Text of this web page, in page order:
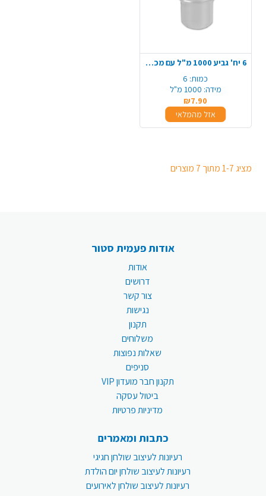
6 יח' גביע 1000 מ"ל עם מכסה - שקוף
כמות: 6
מידה: 1000 מ"ל
₪7.90
אזל מהמלאי
מציג 1-7 מתוך 7 מוצרים
אודות פעמית סטור
אודות
דרושים
צור קשר
נגישות
תקנון
משלוחים
שאלות נפוצות
סניפים
תקנון חבר מועדון VIP
ביטול עסקה
מדיניות פרטיות
כתבות ומאמרים
רעיונות לעיצוב שולחן חגיגי
רעיונות לעיצוב שולחן יום הולדת
רעיונות לעיצוב שולחן לאירועים